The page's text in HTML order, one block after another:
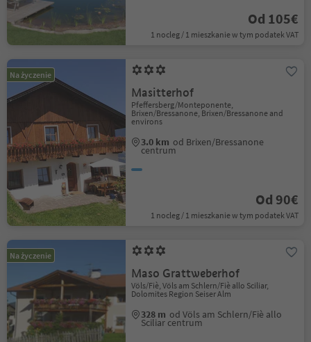
Od 105€
1 nocleg / 1 mieszkanie w tym podatek VAT
Na życzenie
Masitterhof
Pfeffersberg/Monteponente,
Brixen/Bressanone, Brixen/Bressanone and
environs
3.0 km od Brixen/Bressanone
centrum
Od 90€
1 nocleg / 1 mieszkanie w tym podatek VAT
Na życzenie
Maso Grattweberhof
Völs/Fiè, Völs am Schlern/Fiè allo Sciliar,
Dolomites Region Seiser Alm
328 m od Völs am Schlern/Fiè allo
Sciliar centrum